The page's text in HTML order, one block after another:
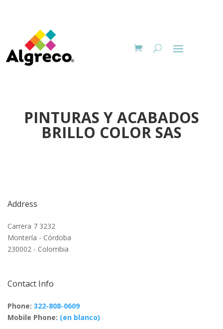
PINTURAS Y ACABADOS
BRILLO COLOR SAS
Address
Carrera 7 3232
Montería - Córdoba
230002 - Colombia
Contact Info
Phone: 322-808-0609
Mobile Phone: (en blanco)